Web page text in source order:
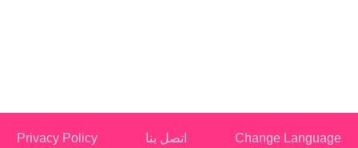
Change Language اتصل بنا Privacy Policy